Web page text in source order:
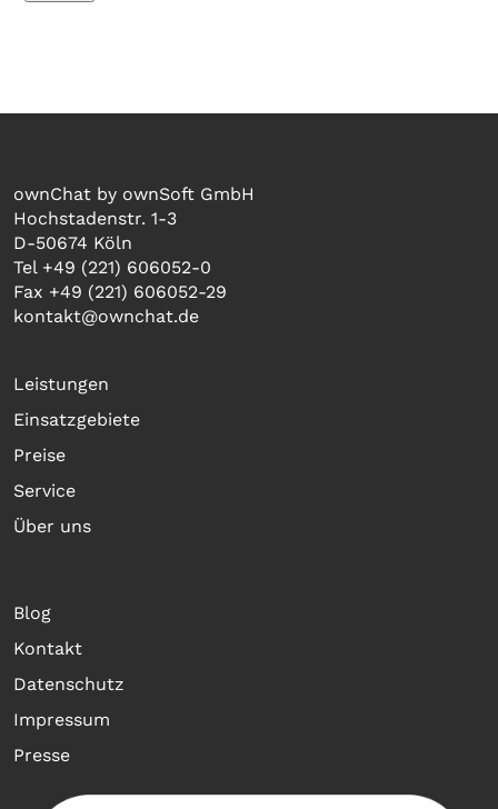
ownChat by ownSoft GmbH
Hochstadenstr. 1-3
D-50674 Köln
Tel +49 (221) 606052-0
Fax +49 (221) 606052-29
kontakt@ownchat.de
Leistungen
Einsatzgebiete
Preise
Service
Über uns
Blog
Kontakt
Datenschutz
Impressum
Presse